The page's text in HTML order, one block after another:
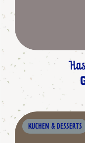
KUCHEN & DESSERTS